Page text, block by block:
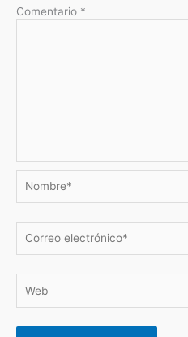
Comentario *
electrónico*